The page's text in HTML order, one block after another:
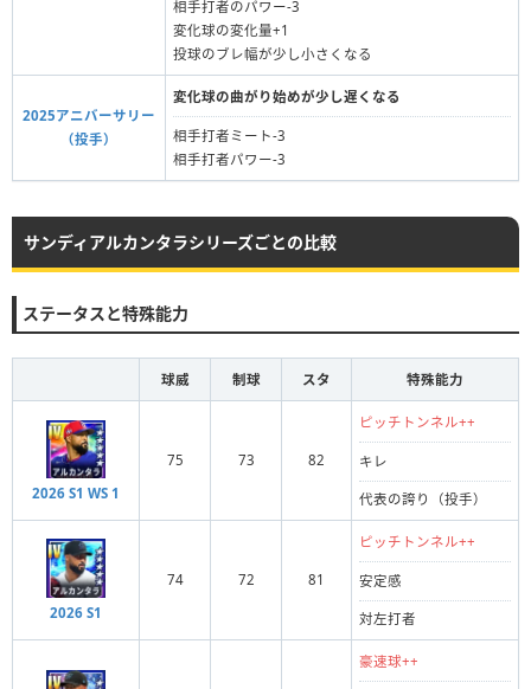
相手打者のパワー-3
変化球の変化量+1
投球のブレ幅が少し小さくなる
2025アニバーサリー
（投手）
変化球の曲がり始めが少し遅くなる
相手打者ミート-3
相手打者パワー-3
サンディアルカンタラシリーズごとの比較
ステータスと特殊能力
球威 制球 スタ 特殊能力
2026 S1 WS 1
75 73 82
ピッチトンネル++
キレ
代表の誇り（投手）
2026 S1
74 72 81
ピッチトンネル++
安定感
対左打者
豪速球++